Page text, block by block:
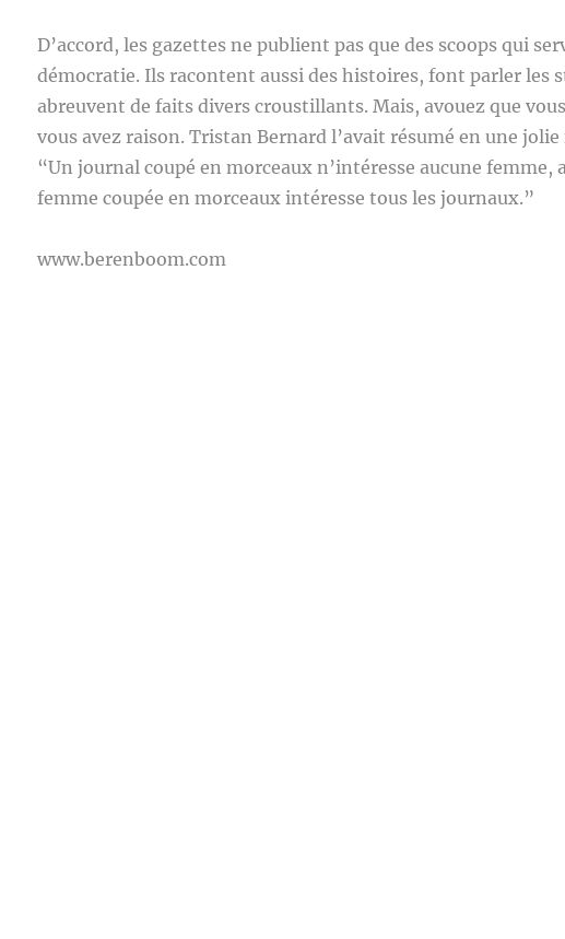
D’accord, les gazettes ne publient pas que des scoops qui
démocratie. Ils racontent aussi des histoires, font parler les
abreuvent de faits divers croustillants. Mais, avouez que
vous avez raison. Tristan Bernard l’avait résumé en une
“Un journal coupé en morceaux n’intéresse aucune femme,
femme coupée en morceaux intéresse tous les journaux.”
www.berenboom.com